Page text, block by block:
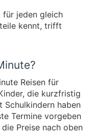
für jeden gleich
kennt, trifft
Reisen für
die kurzfristig
Schulkindern haben
Termine vorgeben
Preise nach oben